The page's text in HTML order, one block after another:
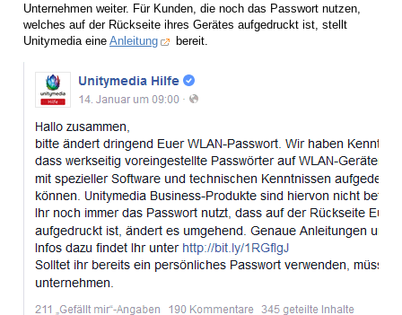
Unternehmen weiter. Für Kunden, die noch das Passwort nutzen,
welches auf der Rückseite ihres Gerätes aufgedruckt ist, stellt
Unitymedia eine Anleitung bereit.